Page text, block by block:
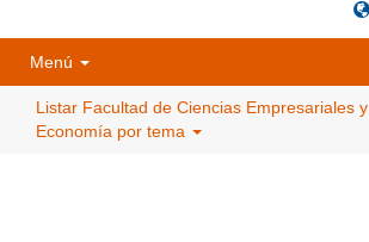
Menú
Listar Facultad de Ciencias Empresariales y
Economía por tema